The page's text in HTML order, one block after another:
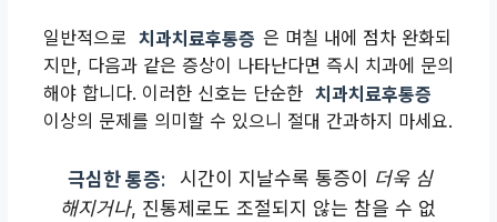
일반적으로 치과치료후통증 은 며칠 내에 점차 완화되
지만, 다음과 같은 증상이 나타난다면 즉시 치과에 문의
해야 합니다. 이러한 신호는 단순한 치과치료후통증
이상의 문제를 의미할 수 있으니 절대 간과하지 마세요.
극심한 통증: 시간이 지날수록 통증이
더욱 심
해지거나, 진통제로도 조절되지 않는 참을 수 없